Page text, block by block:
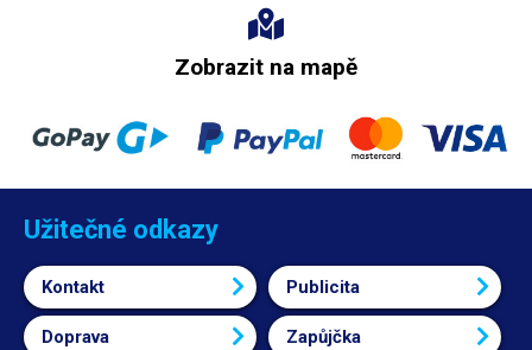
Zobrazit na mapě
Užitečné odkazy
Kontakt Publicita
Doprava Zapůjčka